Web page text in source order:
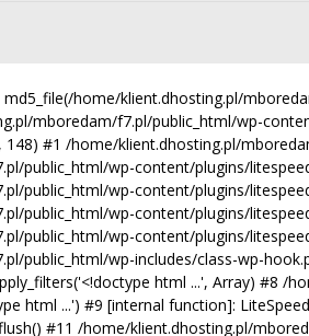
md5_file(/home/klient.dhosting.pl/
mboredam/f7.pl/public_html/wp-
148) #1 /home/klient.dhosting.pl/
public_html/wp-content/plugins/
public_html/wp-content/plugins/
public_html/wp-content/plugins/
public_html/wp-content/plugins/
public_html/wp-includes/class-wp-
html ...', Array) #8
html ...') #9 [internal function]:
#11 /home/klient.dhosting.pl/